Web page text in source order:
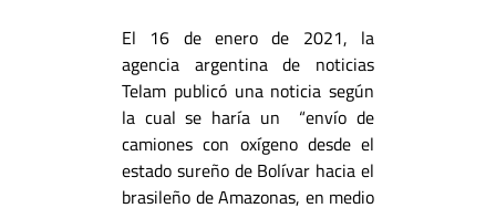
El 16 de enero de 2021, la
agencia argentina de noticias
Telam publicó una noticia según
la cual se haría un “envío de
camiones con oxígeno desde el
estado sureño de Bolívar hacia el
brasileño de Amazonas, en medio